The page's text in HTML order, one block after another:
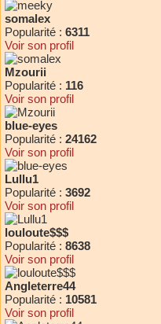
somalex
Popularité : 6311
Voir son profil
Mzourii
Popularité : 116
Voir son profil
blue-eyes
Popularité : 24162
Voir son profil
Lullu1
Popularité : 3692
Voir son profil
louloute$$$
Popularité : 8638
Voir son profil
Angleterre44
Popularité : 10581
Voir son profil